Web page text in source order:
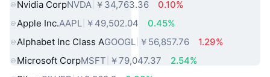
Nvidia CorpNVDA ￥34,763.36
0.10%
Apple Inc.AAPL ￥49,502.04
0.45%
Alphabet Inc Class AGOOGL ￥56,857.76
1.29%
Microsoft CorpMSFT ￥79,047.37
2.54%